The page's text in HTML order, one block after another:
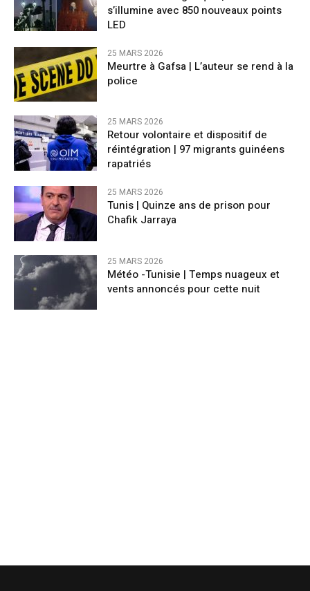
s’illumine avec 850 nouveaux points
LED
25 MARS 2026
Meurtre à Gafsa | L’auteur se rend à la
police
25 MARS 2026
Retour volontaire et dispositif de
réintégration | 97 migrants guinéens
rapatriés
25 MARS 2026
Tunis | Quinze ans de prison pour
Chafik Jarraya
25 MARS 2026
Météo -Tunisie | Temps nuageux et
vents annoncés pour cette nuit